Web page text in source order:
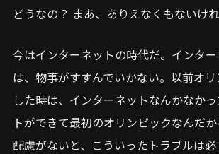
どうなの？ まあ、ありえなくもないけれ
今はインターネットの時代だ。インタ
は、物事がすすんでいかない。以前オ
した時は、インターネットなんかなか
トができて最初のオリンピックなんだ
配慮がないと、こういったトラブルは必